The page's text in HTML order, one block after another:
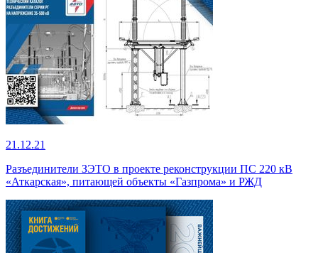
21.12.21
Разъединители ЗЭТО в проекте реконструкции ПС 220 кВ
«Аткарская», питающей объекты «Газпрома» и РЖД